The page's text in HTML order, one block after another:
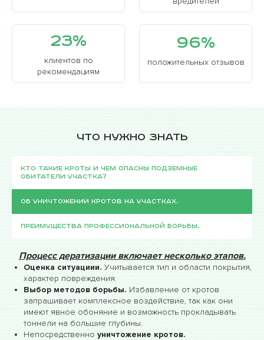
23%
клиентов по
рекомендациям
96%
положительных отзывов
Что нужно знать
Кто такие кроты и чем опасны подземные
обитатели участка?
Об уничтожении кротов на участках.
Преимущества профессиональной борьбы.
Процесс дератизации включает несколько этапов.
Оценка ситуациии. Учитывается тип и области покрытия,
характер повреждения.
Выбор методов борьбы. Избавление от кротов
запрашивает комплексное воздействие, так как они
имеют явное обоняние и возможность прокладывать
тоннели на большие глубины.
Непосредственно уничтожение кротов.